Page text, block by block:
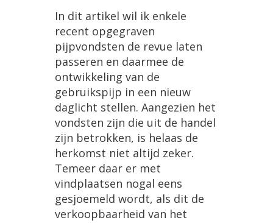
In dit artikel wil ik enkele
recent opgegraven
pijpvondsten de revue laten
passeren en daarmee de
ontwikkeling van de
gebruikspijp in een nieuw
daglicht stellen. Aangezien het
vondsten zijn die uit de handel
zijn betrokken, is helaas de
herkomst niet altijd zeker.
Temeer daar er met
vindplaatsen nogal eens
gesjoemeld wordt, als dit de
verkoopbaarheid van het